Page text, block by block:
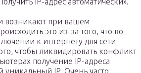
возникают при вашем
это из-за того, что во
к интернету для сети
чтобы ликвидировать конфликт
получение IP-адреса
уникальный IP. Очень часто